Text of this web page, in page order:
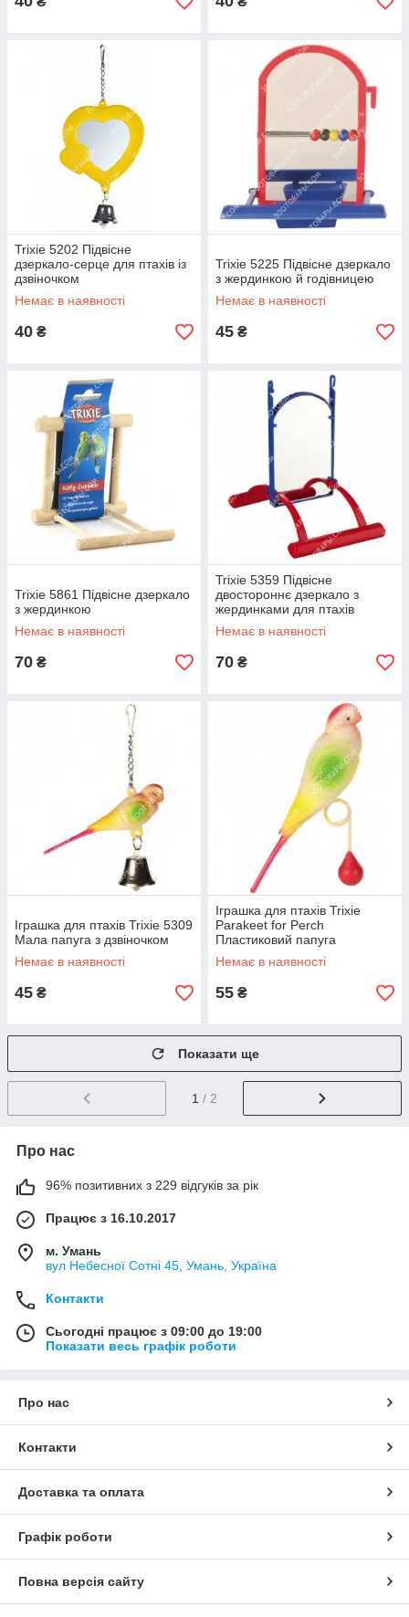
Trixie 5202 Підвісне
дзеркало-серце для птахів із
дзвіночком
Немає в наявності
40 ₴
Trixie 5225 Підвісне дзеркало
з жердинкою й годівницею
Немає в наявності
45 ₴
Trixie 5861 Підвісне дзеркало
з жердинкою
Немає в наявності
70 ₴
Trixie 5359 Підвісне
двостороннє дзеркало з
жердинками для птахів
Немає в наявності
70 ₴
Іграшка для птахів Trixie 5309
Мала папуга з дзвіночком
Немає в наявності
45 ₴
Іграшка для птахів Trixie
Parakeet for Perch
Пластиковий папуга
Немає в наявності
55 ₴
Показати ще
1 / 2
Про нас
96% позитивних з 229 відгуків за рік
Працює з 16.10.2017
м. Умань
вул Небесної Сотні 45, Умань, Україна
Контакти
Сьогодні працює з 09:00 до 19:00
Показати весь графік роботи
Про нас
Контакти
Доставка та оплата
Графік роботи
Повна версія сайту